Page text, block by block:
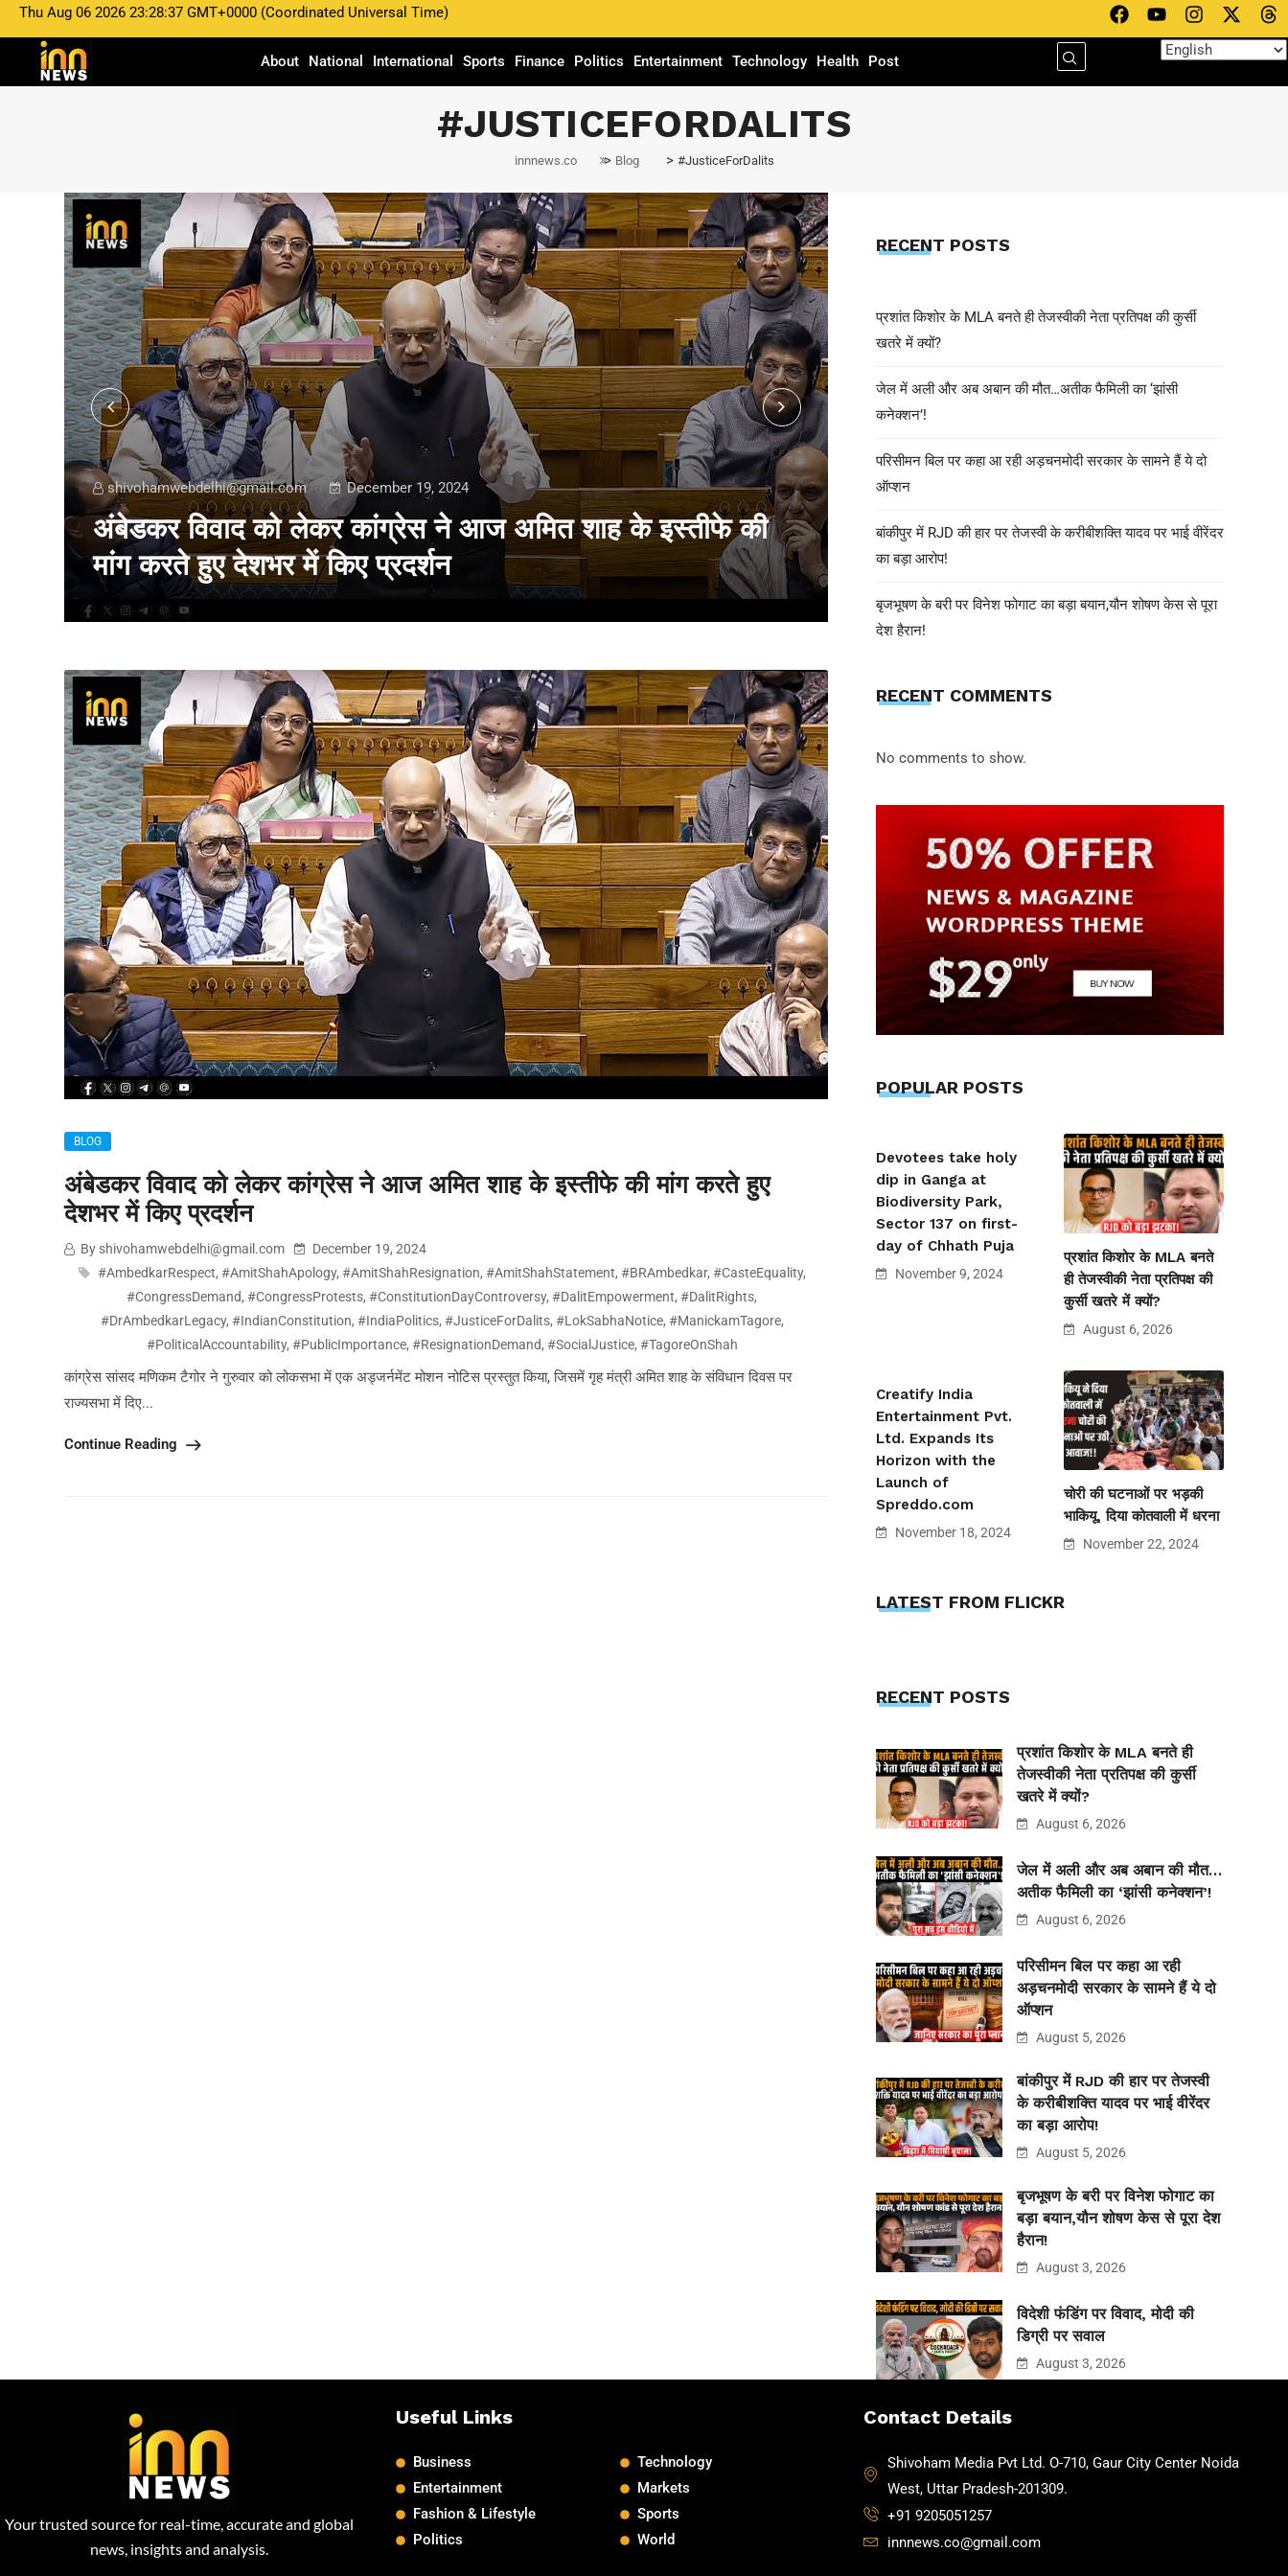
Thu Aug 06 2026 23:28:37 GMT+0000 (Coordinated Universal Time)
About National International Sports Finance Politics Entertainment Technology Health Post
#JUSTICEFORDALITS
innnews.co > Blog > #JusticeForDalits
shivohamwebdelhi@gmail.com December 19, 2024
अंबेडकर विवाद को लेकर कांग्रेस ने आज अमित शाह के इस्तीफे की
मांग करते हुए देशभर में किए प्रदर्शन
shivohamwebdelhi@gmail.com
अंबेडकर विवाद को लेकर कांग्रेस ने आज
मांग करते हुए देशभर में किए प्रदर्शन
BLOG
अंबेडकर विवाद को लेकर कांग्रेस ने आज अमित शाह के इस्तीफे की मांग करते हुए
देशभर में किए प्रदर्शन
By shivohamwebdelhi@gmail.com
December 19, 2024
#AmbedkarRespect, #AmitShahApology, #AmitShahResignation, #AmitShahStatement, #BRAmbedkar, #CasteEquality,
#CongressDemand,#CongressProtests,#ConstitutionDayControversy,#DalitEmpowerment,#DalitRights,
#DrAmbedkarLegacy, #IndianConstitution, #IndiaPolitics, #JusticeForDalits, #LokSabhaNotice, #ManickamTagore,
#PoliticalAccountability, #PublicImportance, #ResignationDemand, #SocialJustice, #TagoreOnShah
कांग्रेस सांसद मणिकम टैगोर ने गुरुवार को लोकसभा में एक अड्जर्नमेंट मोशन नोटिस प्रस्तुत किया, जिसमें गृह मंत्री अमित शाह के संविधान दिवस पर
राज्यसभा में दिए...
Continue Reading
RECENT POSTS
प्रशांत किशोर के MLA बनते ही तेजस्वीकी नेता प्रतिपक्ष की कुर्सी
खतरे में क्यों?
जेल में अली और अब अबान की मौत…अतीक फैमिली का ‘झांसी
कनेक्शन’!
परिसीमन बिल पर कहा आ रही अड़चनमोदी सरकार के सामने हैं ये दो
ऑप्शन
बांकीपुर में RJD की हार पर तेजस्वी के करीबीशक्ति यादव पर भाई वीरेंदर
का बड़ा आरोप!
बृजभूषण के बरी पर विनेश फोगाट का बड़ा बयान,यौन शोषण केस से पूरा
देश हैरान!
RECENT COMMENTS
No comments to show.
POPULAR POSTS
Devotees take holy
dip in Ganga at
Biodiversity Park,
Sector 137 on first-
day of Chhath Puja
November 9, 2024
प्रशांत किशोर के MLA बनते
ही तेजस्वीकी नेता प्रतिपक्ष की
कुर्सी खतरे में क्यों?
August 6, 2026
Creatify India
Entertainment Pvt.
Ltd. Expands Its
Horizon with the
Launch of
Spreddo.com
November 18, 2024
चोरी की घटनाओं पर भड़की
भाकियू, दिया कोतवाली में धरना
November 22, 2024
LATEST FROM FLICKR
RECENT POSTS
प्रशांत किशोर के MLA बनते ही
तेजस्वीकी नेता प्रतिपक्ष की कुर्सी
खतरे में क्यों?
August 6, 2026
जेल में अली और अब अबान की मौत…
अतीक फैमिली का ‘झांसी कनेक्शन’!
August 6, 2026
परिसीमन बिल पर कहा आ रही
अड़चनमोदी सरकार के सामने हैं ये दो
ऑप्शन
August 5, 2026
बांकीपुर में RJD की हार पर तेजस्वी
के करीबीशक्ति यादव पर भाई वीरेंदर
का बड़ा आरोप!
August 5, 2026
बृजभूषण के बरी पर विनेश फोगाट का
बड़ा बयान,यौन शोषण केस से पूरा देश
हैरान!
August 3, 2026
विदेशी फंडिंग पर विवाद, मोदी की
डिग्री पर सवाल
August 3, 2026
Your trusted source for real-time, accurate and global
news, insights and analysis.
Useful Links
Business
Entertainment
Fashion & Lifestyle
Politics
Technology
Markets
Sports
World
Contact Details
Shivoham Media Pvt Ltd. O-710, Gaur City Center Noida
West, Uttar Pradesh-201309.
+91 9205051257
innnews.co@gmail.com